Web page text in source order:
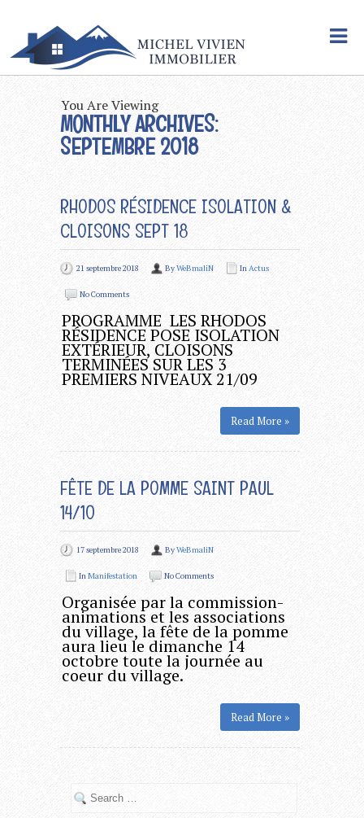
You Are Viewing
MONTHLY ARCHIVES:
SEPTEMBRE 2018
RHODOS RÉSIDENCE ISOLATION &
CLOISONS SEPT 18
21 septembre 2018 ByWeBmaliN InActus
No Comments
PROGRAMME LES RHODOS
RÉSIDENCE POSE ISOLATION
EXTÉRIEUR, CLOISONS
TERMINÉES SUR LES 3
PREMIERS NIVEAUX 21/09
Read More »
FÊTE DE LA POMME SAINT PAUL
14/10
17 septembre 2018 ByWeBmaliN
InManifestation No Comments
Organisée par la commission-
animations et les associations
du village, la fête de la pomme
aura lieu le dimanche 14
octobre toute la journée au
coeur du village.
Read More »